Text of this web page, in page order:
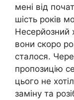
мені від
шість років
Несерйозний
вони скоро
сталося.
пропозицію
цього не
заміну та